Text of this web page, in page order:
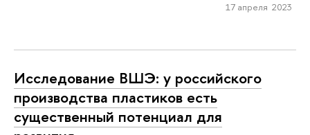
17 апреля 2023
Исследование ВШЭ: у российского
производства пластиков есть
существенный потенциал для